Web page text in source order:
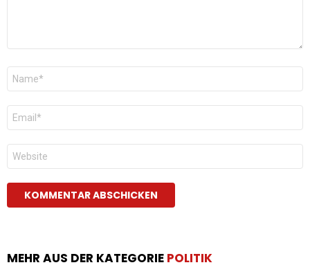
Name
E-
Mail
*
Website
MEHR AUS DER KATEGORIE POLITIK